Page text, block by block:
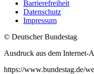
Barrierefreiheit
Datenschutz
Impressum
© Deutscher Bundestag
Ausdruck aus dem Internet-
https://www.bundestag.de/